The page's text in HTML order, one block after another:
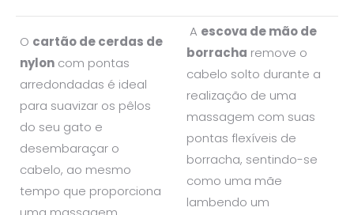
O cartão de cerdas de
nylon com pontas
arredondadas é ideal
para suavizar os pêlos
do seu gato e
desembaraçar o
cabelo, ao mesmo
tempo que proporciona
A escova de mão de
borracha remove o
cabelo solto durante a
realização de uma
massagem com suas
pontas flexíveis de
borracha, sentindo-se
como uma mãe
lambendo um